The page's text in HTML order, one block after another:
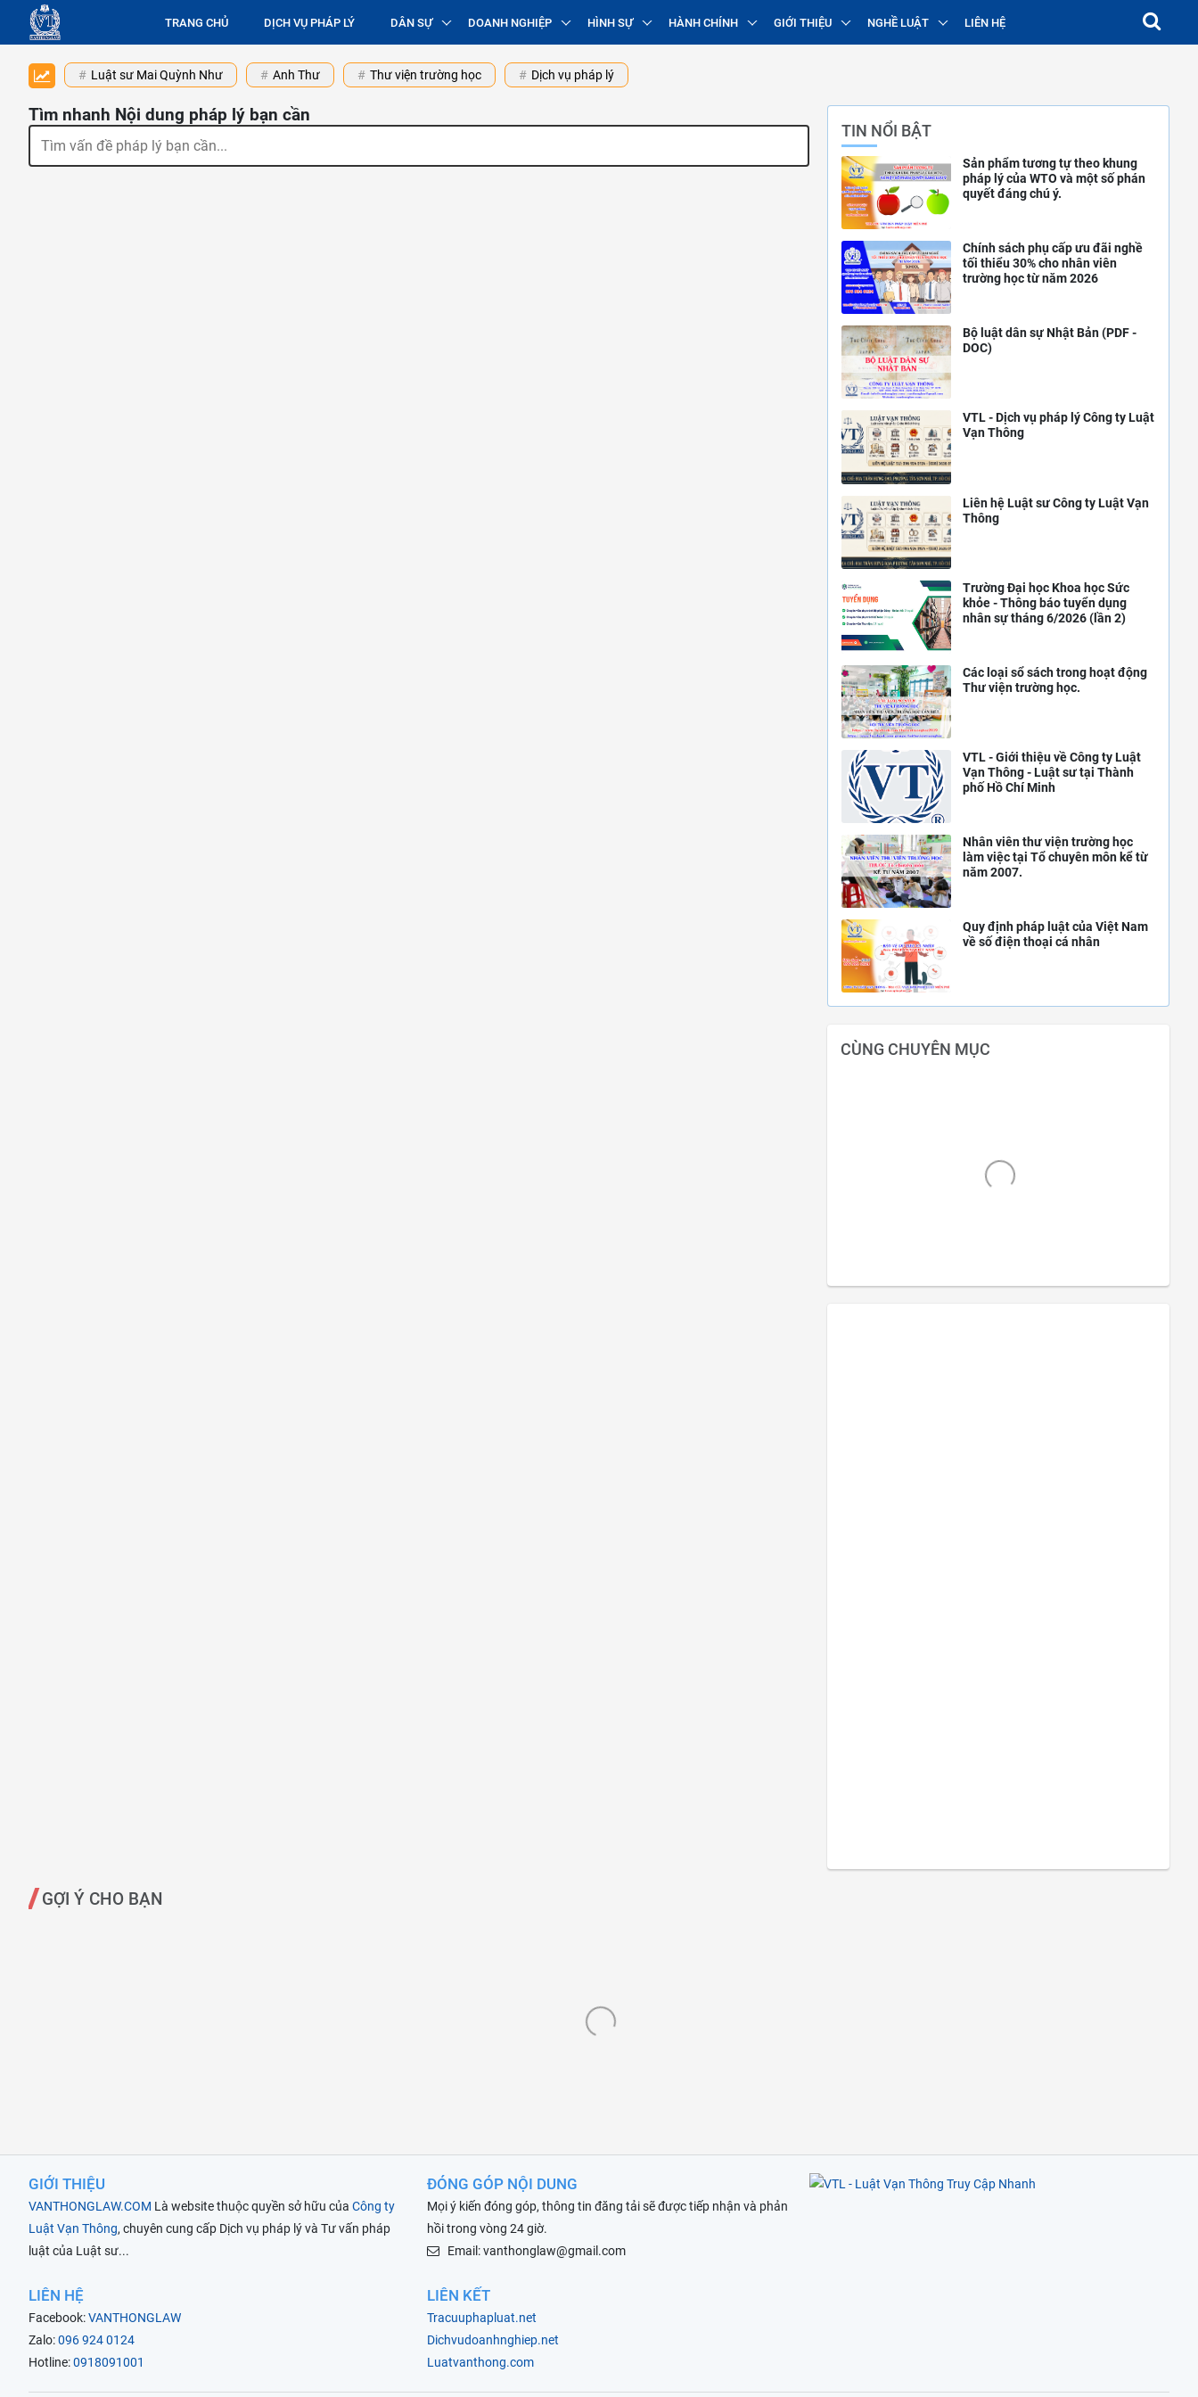
TRANG CHỦ DỊCH VỤ PHÁP LÝ DÂN SỰ DOANH NGHIỆP HÌNH SỰ HÀNH CHÍNH GIỚI THIỆU NGHỀ LUẬT LIÊN HỆ
Luật sư Mai Quỳnh Như Anh Thư Thư viện trường học Dịch vụ pháp lý
Tìm nhanh Nội dung pháp lý bạn cần
TIN NỔI BẬT
Sản phẩm tương tự theo khung
pháp lý của WTO và một số phán
quyết đáng chú ý.
Chính sách phụ cấp ưu đãi nghề
tối thiểu 30% cho nhân viên
trường học từ năm 2026
Bộ luật dân sự Nhật Bản (PDF -
DOC)
VTL - Dịch vụ pháp lý Công ty Luật
Vạn Thông
Liên hệ Luật sư Công ty Luật Vạn
Thông
Trường Đại học Khoa học Sức
khỏe - Thông báo tuyển dụng
nhân sự tháng 6/2026 (lần 2)
Các loại sổ sách trong hoạt động
Thư viện trường học.
VTL - Giới thiệu về Công ty Luật
Vạn Thông - Luật sư tại Thành
phố Hồ Chí Minh
Nhân viên thư viện trường học
làm việc tại Tổ chuyên môn kể từ
năm 2007.
Quy định pháp luật của Việt Nam
về số điện thoại cá nhân
CÙNG CHUYÊN MỤC
GỢI Ý CHO BẠN
GIỚI THIỆU
VANTHONGLAW.COM Là website thuộc quyền sở hữu của Công ty
Luật Vạn Thông, chuyên cung cấp Dịch vụ pháp lý và Tư vấn pháp
luật của Luật sư...
LIÊN HỆ
Facebook:VANTHONGLAW
Zalo:096 924 0124
Hotline:0918091001
ĐÓNG GÓP NỘI DUNG
Mọi ý kiến đóng góp, thông tin đăng tải sẽ được tiếp nhận và phản
hồi trong vòng 24 giờ.
Email: vanthonglaw@gmail.com
LIÊN KẾT
Tracuuphapluat.net
Dichvudoanhnghiep.net
Luatvanthong.com